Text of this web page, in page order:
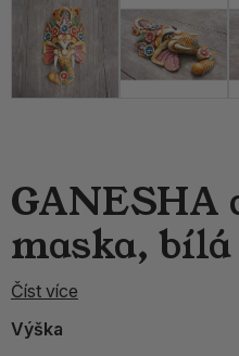
GANESHA
maska, bílá
Číst více
Výška